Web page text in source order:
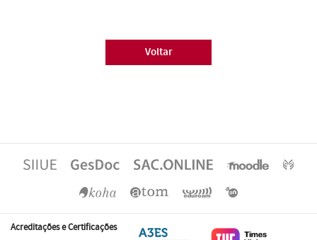
Voltar
Acreditações e Certificações